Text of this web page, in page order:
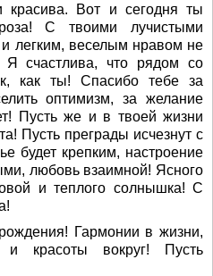
Вот и сегодня ты
С твоими лучистыми
легким, веселым нравом не
Я счастлива, что рядом со
как ты! Спасибо тебе за
оптимизм, за желание
Пусть же и в твоей жизни
Пусть преграды исчезнут с
будет крепким, настроение
любовь взаимной! Ясного
и теплого солнышка! С
Гармонии в жизни,
красоты вокруг! Пусть